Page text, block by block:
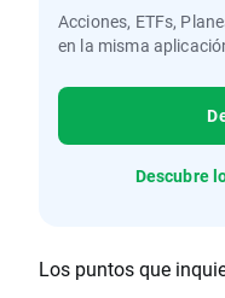
Acciones, ETFs,
en la misma
Descubre
Los puntos que